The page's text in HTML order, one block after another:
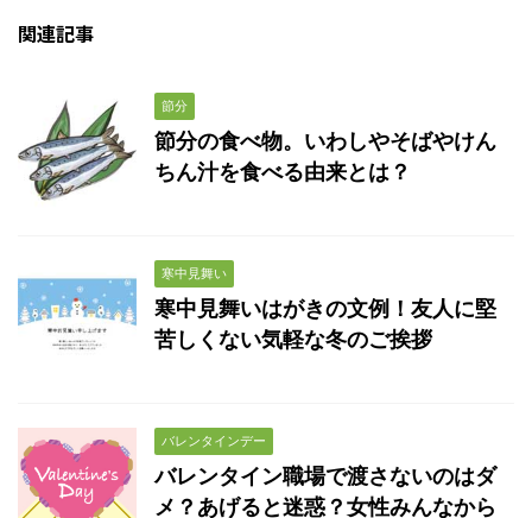
関連記事
節分
節分の食べ物。いわしやそばやけん
ちん汁を食べる由来とは？
寒中見舞い
寒中見舞いはがきの文例！友人に堅
苦しくない気軽な冬のご挨拶
バレンタインデー
バレンタイン職場で渡さないのはダ
メ？あげると迷惑？女性みんなから